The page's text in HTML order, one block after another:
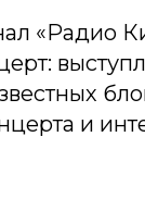
«Радио
и